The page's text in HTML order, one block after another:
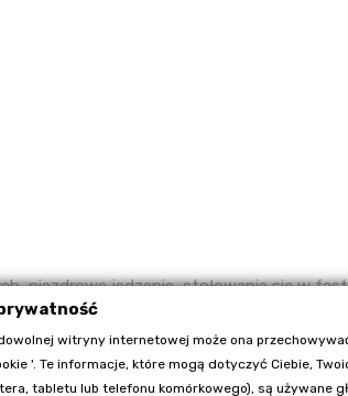
niezdrowe jedzenie, stołowanie się w
zapachowe, cukier, tłuszcz to
witryny internetowej może ona
'. Te informacje, które mogą dotyczyć Ciebie,
tabletu lub telefonu komórkowego), są używane